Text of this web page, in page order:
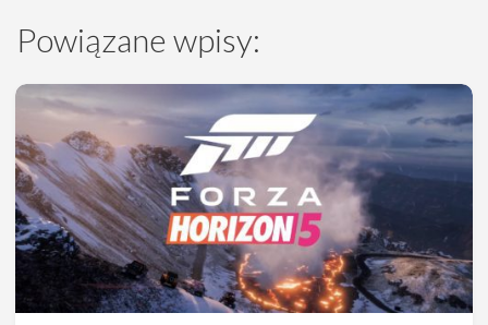
Powiązane wpisy: